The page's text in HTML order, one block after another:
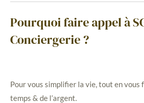
Pourquoi faire appel à
Conciergerie ?
Pour vous simplifier la vie, tout en vous
temps & de l’argent.